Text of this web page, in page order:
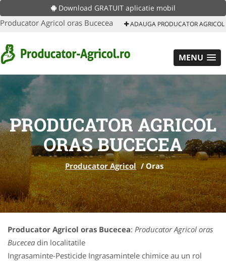
Download GRATUIT aplicatie mobil
Producator Agricol oras Bucecea ADAUGA PRODUCATOR AGRICOL
MENU
PRODUCATOR AGRICOL
ORAS BUCECEA
Producator Agricol /Oras
Producator Agricol oras Bucecea: Producator Agricol oras
Bucecea din localitatile
Ingrasaminte-Pesticide Ingrasamintele chimice au un rol